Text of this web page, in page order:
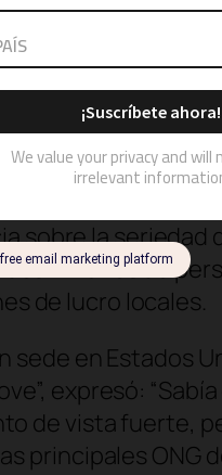
independencia,
el
Saint Laurent
y creencias
clave en
con más
sobre la seriedad
millones de
de lucro locales.
sede en Estados
expresó: “
de vista fuerte,
principales ONG